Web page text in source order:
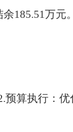
余185.51万元。
预算执行：优